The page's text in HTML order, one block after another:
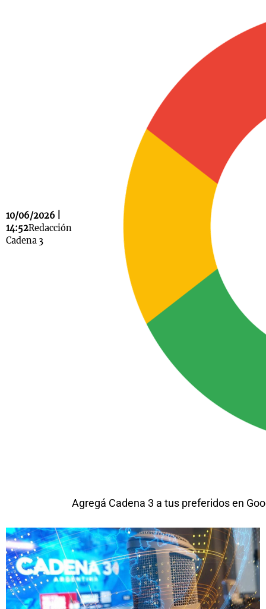
10/06/2026 |
14:52Redacción
Cadena 3
Agregá Cadena 3 a tus preferidos en